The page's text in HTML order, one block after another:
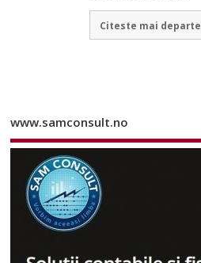
Citeste mai departe
www.samconsult.no